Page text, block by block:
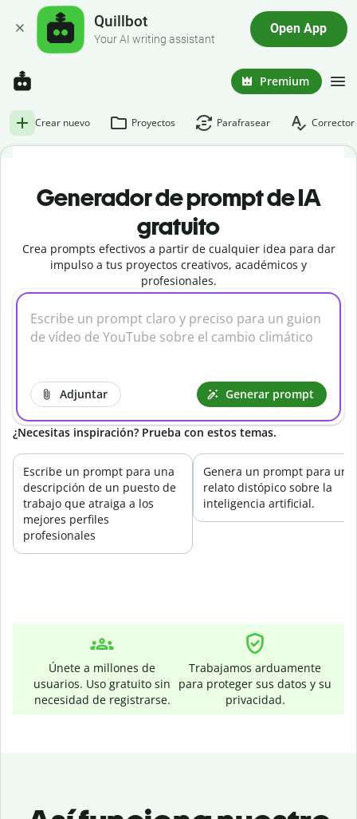
Quillbot
Your AI writing assistant
Open App
Premium
Crear nuevo Proyectos Parafrasear
Generador de prompt de IA
gratuito
Crea prompts efectivos a partir de cualquier idea para dar
impulso a tus proyectos creativos, académicos y
profesionales.
Adjuntar Generar prompt
¿Necesitas inspiración? Prueba con estos temas.
Escribe un prompt para una
descripción de un puesto de
trabajo que atraiga a los
mejores perfiles
profesionales
Genera un prompt para un
relato distópico sobre la
inteligencia artificial.
Únete a millones de
usuarios. Uso gratuito sin
necesidad de registrarse.
Trabajamos arduamente
para proteger sus datos y su
privacidad.